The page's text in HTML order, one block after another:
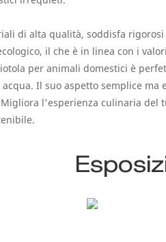
di alta qualità, soddisfa
il che è in linea con i
per animali domestici è
Il suo aspetto semplice ma
l'esperienza culinaria del